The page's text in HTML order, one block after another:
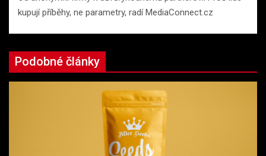
kupují příběhy, ne parametry, radí MediaConnect.cz
Podobné články